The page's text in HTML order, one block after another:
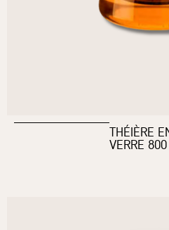
THÉIÈRE
VERRE